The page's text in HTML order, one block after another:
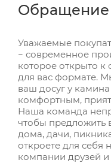
Обращение
Уважаемые
− современное
которое открыто к
для вас формате.
ваш досуг у
комфортным,
Наша команда
чтобы предложить
дома, дачи,
откроете для себя
компании друзей и